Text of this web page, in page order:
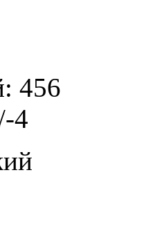
456
4